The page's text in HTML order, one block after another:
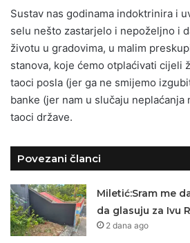
Sustav nas godinama indoktrinira i
selu nešto zastarjelo i nepoželjno i
životu u gradovima, u malim
stanova, koje ćemo otplaćivati cijeli
taoci posla (jer ga ne smijemo
banke (jer nam u slučaju neplaćanja
taoci države.
Povezani članci
Miletić:Sram me
da glasuju za Ivu
2 dana ago